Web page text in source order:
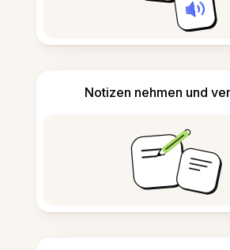
Notizen nehmen und